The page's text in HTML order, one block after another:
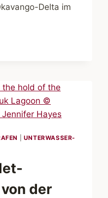
Delta im
UNTERWASSER-
der